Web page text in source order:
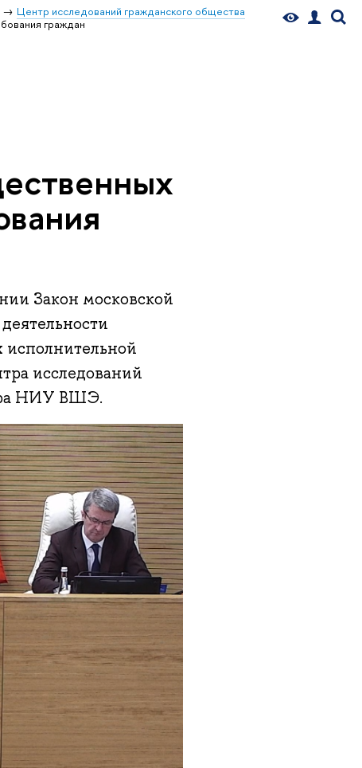
Центр исследований гражданского общества
граждан
Закон московской
исполнительной
исследований
НИУ ВШЭ.